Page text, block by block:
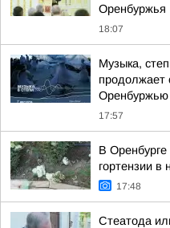
Оренбуржья
18:07
Музыка,
продолжает
Оренбуржью
17:57
В Оренбурге
гортензии в
17:48
Стеатода